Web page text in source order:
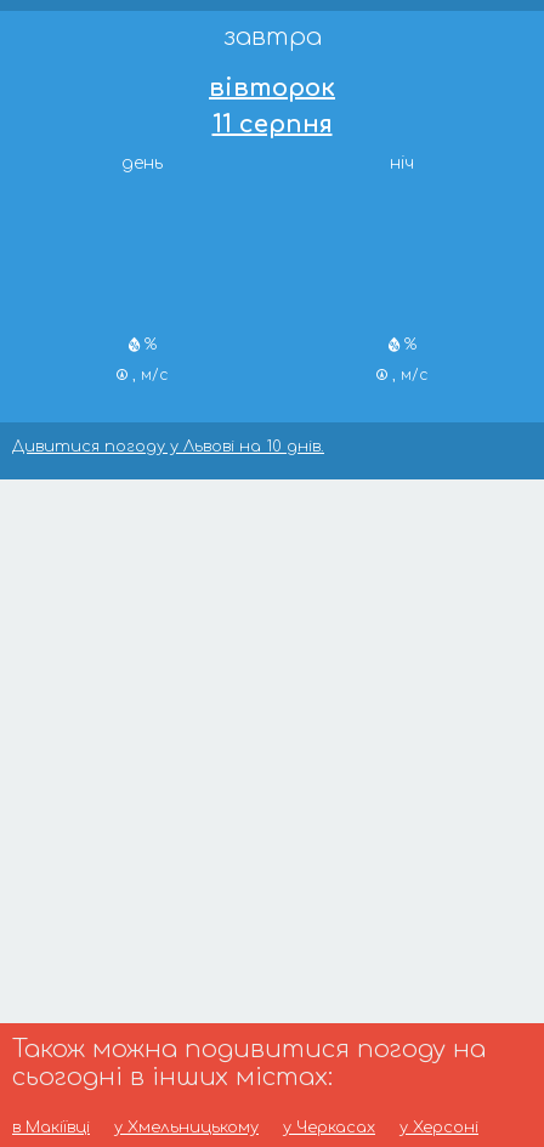
завтра
вівторок
11 серпня
день
%
, м/с
ніч
%
, м/с
Дивитися погоду у Львові на 10 днів.
Також можна подивитися погоду на
сьогодні в інших містах:
в Макіївці у Хмельницькому у Черкасах у Херсоні